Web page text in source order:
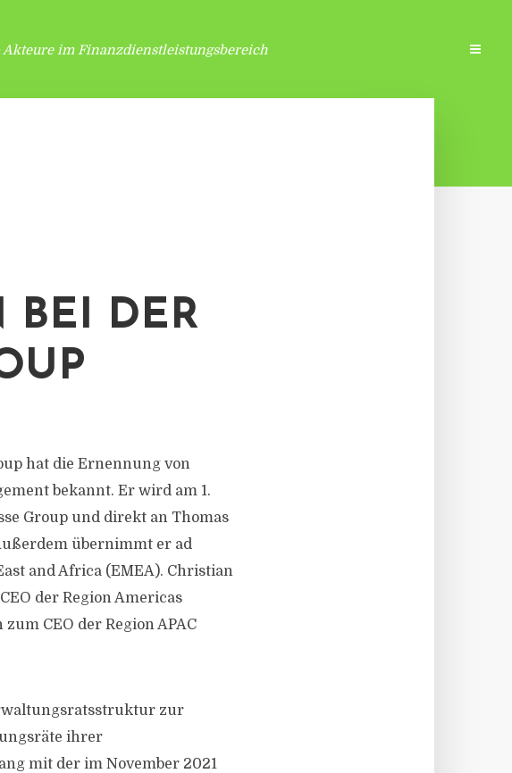
im Finanzdienstleistungsbereich
BEI DER
hat die Ernennung von
bekannt. Er wird am 1.
Group und direkt an Thomas
übernimmt er ad
and Africa (EMEA). Christian
der Region Americas
CEO der Region APAC
zur
ihrer
mit der im November 2021